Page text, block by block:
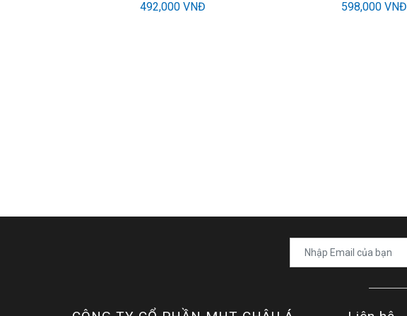
492,000 VNĐ 598,000 VNĐ